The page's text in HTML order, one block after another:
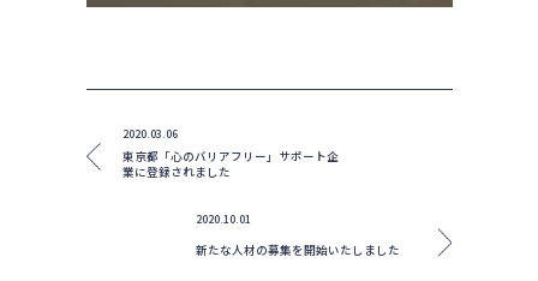
2020.03.06
東京都「心のバリアフリー」サポート企
業に登録されました
2020.10.01
新たな人材の募集を開始いたしました